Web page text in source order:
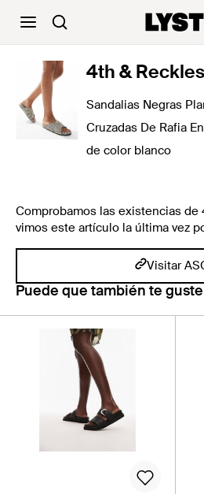
4th &
Sandalias Negras
Cruzadas De Rafia
de color blanco
Comprobamos las existencias de
vimos este artículo la última vez
Visitar
Puede que también te guste